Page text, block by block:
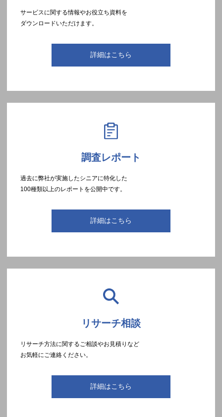
サービスに関する情報やお役立ち資料を
ダウンロードいただけます。
詳細はこちら
調査レポート
過去に弊社が実施したシニアに特化した
100種類以上のレポートを公開中です。
詳細はこちら
リサーチ相談
リサーチ方法に関するご相談やお見積りなど
お気軽にご連絡ください。
詳細はこちら